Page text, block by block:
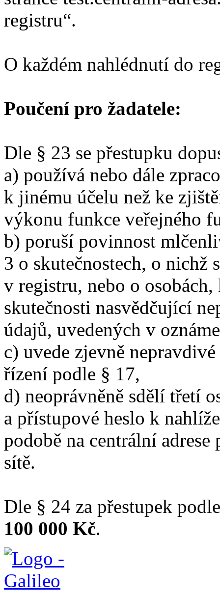
registru“.
O každém nahlédnutí do
Poučení pro žadatele:
Dle § 23 se přestupku
a) používá nebo dále
k jinému účelu než ke
výkonu funkce veřejného
b) poruší povinnost
3 o skutečnostech, o nichž
v registru, nebo o
skutečnosti nasvědčující
údajů, uvedených v
c) uvede zjevně
řízení podle § 17,
d) neoprávněně sdělí třetí
a přístupové heslo k
podobě na centrální
sítě.
Dle § 24 za přestupek
100 000 Kč.